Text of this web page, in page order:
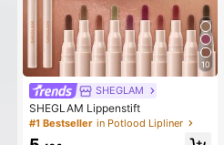
10
SHEGLAM
SHEGLAM Lippenstift
#1 Bestseller in Potlood Lipliner